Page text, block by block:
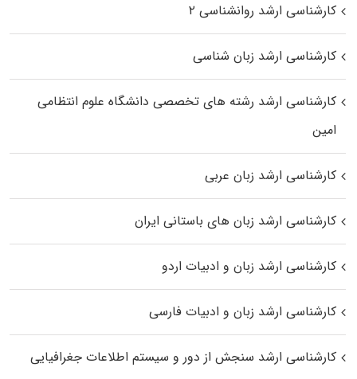
کارشناسی ارشد روانشناسی ۲
کارشناسی ارشد زبان شناسی
کارشناسی ارشد رﺷﺘﻪ ﻫﺎی تخصصی داﻧﺸﮕﺎه ﻋﻠﻮم انتظامی
اﻣﻴﻦ
کارشناسی ارشد زبان عربی
کارشناسی ارشد زبان‌ های باستانی ایران
کارشناسی ارشد زبان و ادبیات اردو
کارشناسی ارشد زبان و ادبیات فارسی
کارشناسی ارشد سنجش از دور و سیستم اطلاعات جغرافیایی